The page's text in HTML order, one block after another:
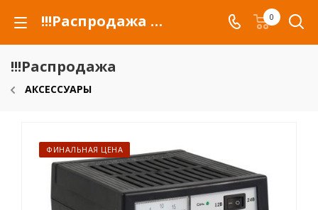
!!!Распродажа для автомобилей российских марок и сельхозтехники 0
!!!Распродажа
АКСЕССУАРЫ
ФИНАЛЬНАЯ ЦЕНА